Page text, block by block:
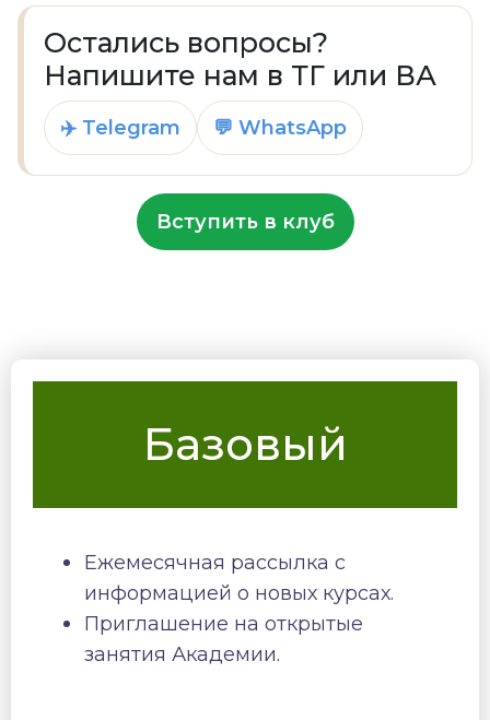
Остались вопросы?
Напишите нам в ТГ или ВА
✈️ Telegram 💬 WhatsApp
Вступить в клуб
Базовый
Ежемесячная рассылка с
информацией о новых курсах.
Приглашение на открытые
занятия Академии.